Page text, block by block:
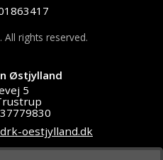
rights reserved.
Østjylland
5
oestjylland.dk